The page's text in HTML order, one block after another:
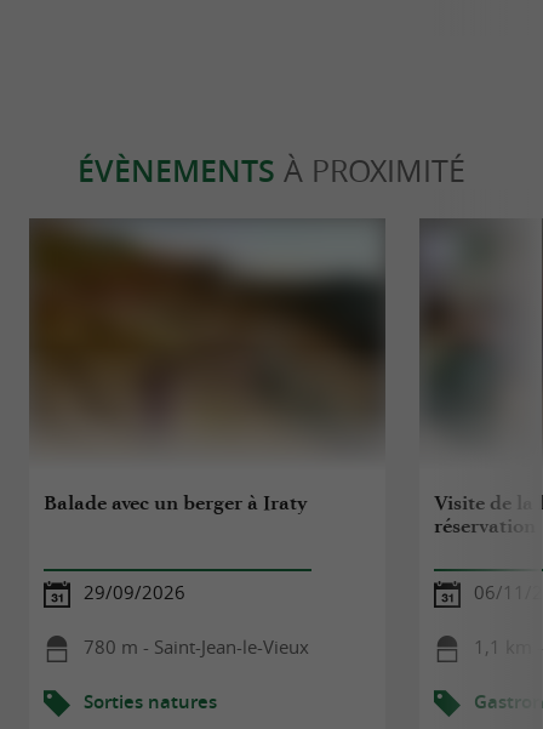
ÉVÈNEMENTS À PROXIMITÉ
Balade avec un berger à Iraty
29/09/2026
780 m - Saint-Jean-le-Vieux
Sorties natures
Visite de la
réservation
06/11/
1,1 km